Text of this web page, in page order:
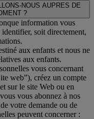
NOUS AUPRES DE
?
information vous
soit directement,
aux enfants et nous ne
aux enfants.
vous concernant
web”), créez un compte
sur le site Web ou en
vous abonnez à nos
votre demande ou de
peuvent concerner :